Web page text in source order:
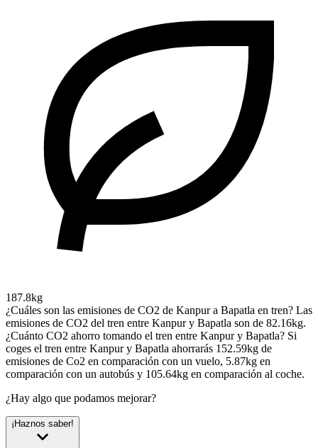
187.8kg
¿Cuáles son las emisiones de CO2 de Kanpur a Bapatla en tren? Las
emisiones de CO2 del tren entre Kanpur y Bapatla son de 82.16kg.
¿Cuánto CO2 ahorro tomando el tren entre Kanpur y Bapatla? Si
coges el tren entre Kanpur y Bapatla ahorrarás 152.59kg de
emisiones de Co2 en comparación con un vuelo, 5.87kg en
comparación con un autobús y 105.64kg en comparación al coche.
¿Hay algo que podamos mejorar?
¡Haznos saber!